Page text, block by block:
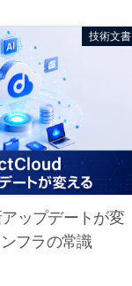
技術文書
ップデートが変
フラの常識